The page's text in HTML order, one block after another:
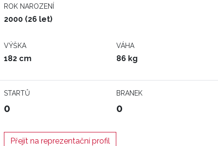
ROK NAROZENÍ
2000 (26 let)
VÝŠKA
182 cm
VÁHA
86 kg
STARTŮ
0
BRANEK
0
Přejít na reprezentační profil